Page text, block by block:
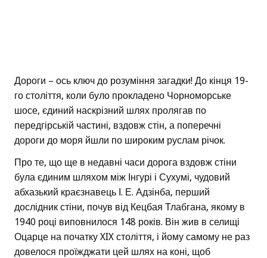
Дороги – ось ключ до розуміння загадки! До кінця 19-
го століття, коли було прокладено Чорноморське
шосе, єдиний наскрізний шлях пролягав по
передгірській частині, вздовж стін, а поперечні
дороги до моря йшли по широким руслам річок.
Про те, що ще в недавні часи дорога вздовж стіни
була єдиним шляхом між Інгурі і Сухумі, чудовий
абхазький краєзнавець І. Е. Адзінба, перший
дослідник стіни, почув від Кецбая Тлабгана, якому в
1940 році виповнилося 148 років. Він жив в селищі
Оцарце на початку XIX століття, і йому самому не раз
довелося проїжджати цей шлях на коні, щоб